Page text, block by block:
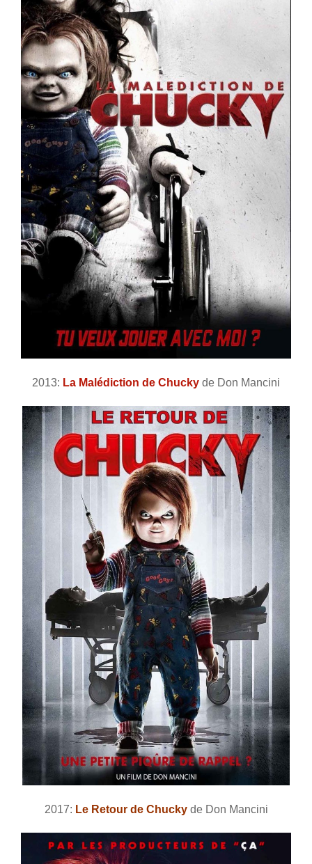
2013: La Malédiction de Chucky de Don Mancini
2017: Le Retour de Chuckyde Don Mancini